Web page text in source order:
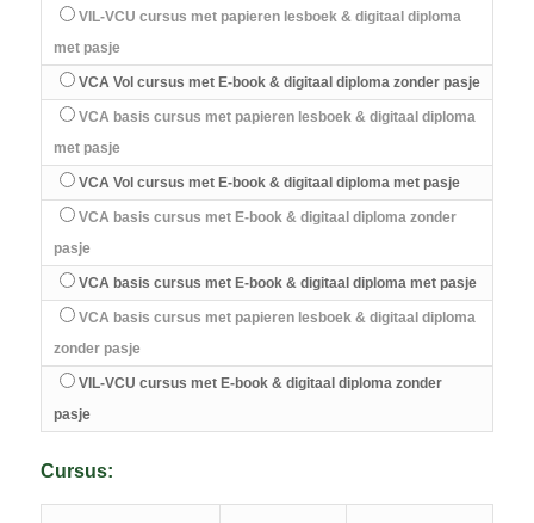
VIL-VCU cursus met papieren lesboek & digitaal diploma
met pasje
VCA Vol cursus met E-book & digitaal diploma zonder pasje
VCA basis cursus met papieren lesboek & digitaal diploma
met pasje
VCA Vol cursus met E-book & digitaal diploma met pasje
VCA basis cursus met E-book & digitaal diploma zonder
pasje
VCA basis cursus met E-book & digitaal diploma met pasje
VCA basis cursus met papieren lesboek & digitaal diploma
zonder pasje
VIL-VCU cursus met E-book & digitaal diploma zonder
pasje
Cursus: